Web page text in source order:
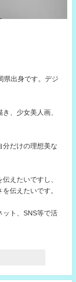
県出身です。デジ
、少女美人画、
分だけの理想美な
えたいですし、
伝えたいです。
ット、SNS等で活